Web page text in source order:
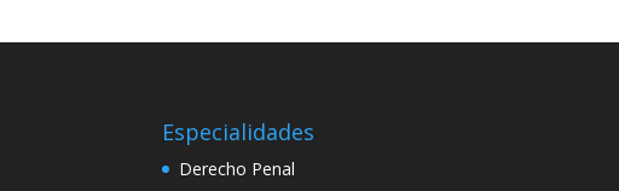
Especialidades
Derecho Penal